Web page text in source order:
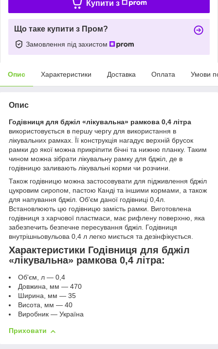
Купити з
Що таке купити з Пром?
Замовлення під захистом
Опис Характеристики Доставка Оплата Умови
Опис
Годівниця для бджіл «лікувальна» рамкова 0,4 літра
використовується в першу чергу для використання в
лікувальних рамках. Її конструкція нагадує верхній брусок
рамки до якої можна прикріпити бічні та нижню планку. Таким
чином можна зібрати лікувальну рамку для бджіл, де в
годівницю заливають лікувальні корми чи розчини.
Також годівницю можна застосовувати для підживлення бджіл
цукровим сиропом, пастою Канді та іншими кормами, а також
для напування бджіл. Об'єм даної годівниці 0,4л.
Встановлюють цю годівницю замість рамки. Виготовлена ​​
годівниця з харчової пластмаси, має рифлену поверхню, яка
забезпечить безпечне пересування бджіл. Годівниця
внутрішньовульова 0,4 л легко миється та дезінфікується.
Характеристики Годівниця для бджіл
«лікувальна» рамкова 0,4 літра:
Об'єм, л — 0,4
Довжина, мм — 470
Ширина, мм — 35
Висота, мм — 40
Виробник — Україна
Приховати